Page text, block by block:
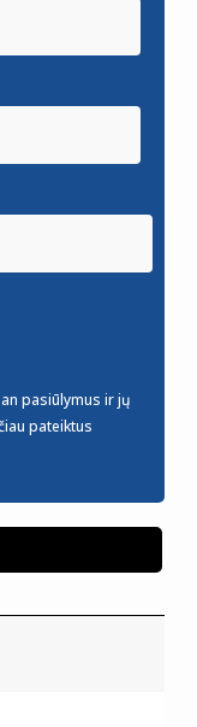
pasiūlymus ir jų
pateiktus